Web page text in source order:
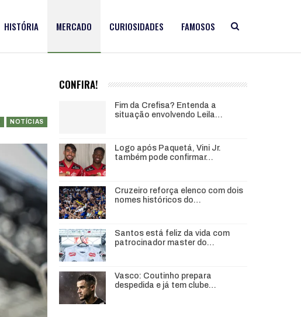
HISTÓRIA MERCADO CURIOSIDADES FAMOSOS
NOTÍCIAS
CONFIRA!
Fim da Crefisa? Entenda a
situação envolvendo Leila…
Logo após Paquetá, Vini Jr.
também pode confirmar…
Cruzeiro reforça elenco com dois
nomes históricos do…
Santos está feliz da vida com
patrocinador master do…
Vasco: Coutinho prepara
despedida e já tem clube…